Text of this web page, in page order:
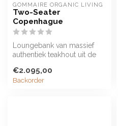
GOMMAIRE ORGANIC LIVING
Two-Seater
Copenhague
Loungebank van massief
authentiek teakhout uit de
€2.095,00
Backorder